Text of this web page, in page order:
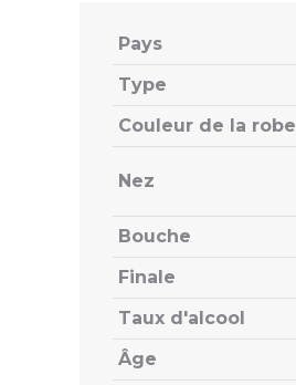
Pays
Type
Couleur de la robe
Nez
Bouche
Finale
Taux d'alcool
Âge